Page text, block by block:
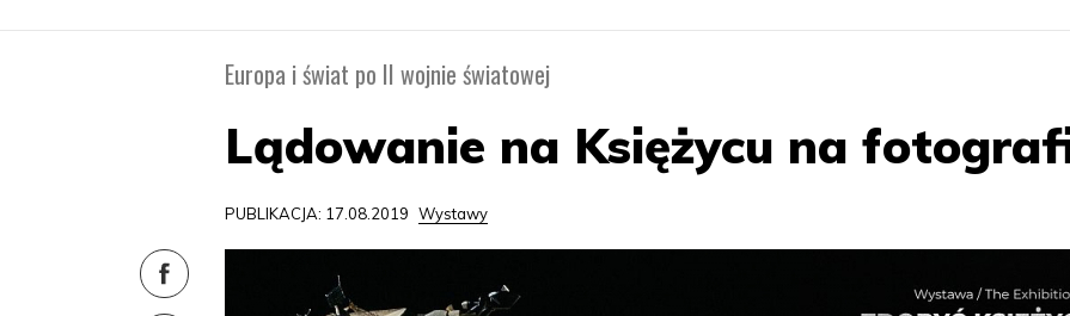
Europa i świat po II wojnie światowej
Lądowanie na Księżycu na
PUBLIKACJA: 17.08.2019 Wystawy